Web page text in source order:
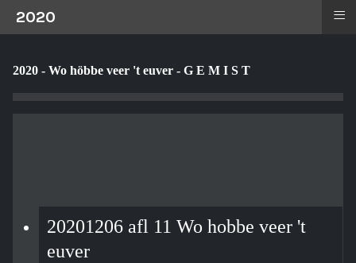
2020 - Wo höbbe veer 't euver - G E M I S T
20201206 afl 11 Wo hobbe veer 't
euver
2020 ≡